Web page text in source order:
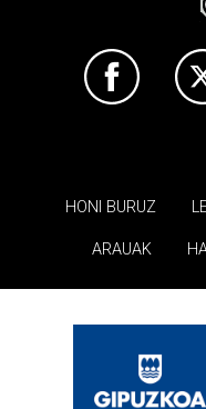
HONI BURUZ
ARAUAK